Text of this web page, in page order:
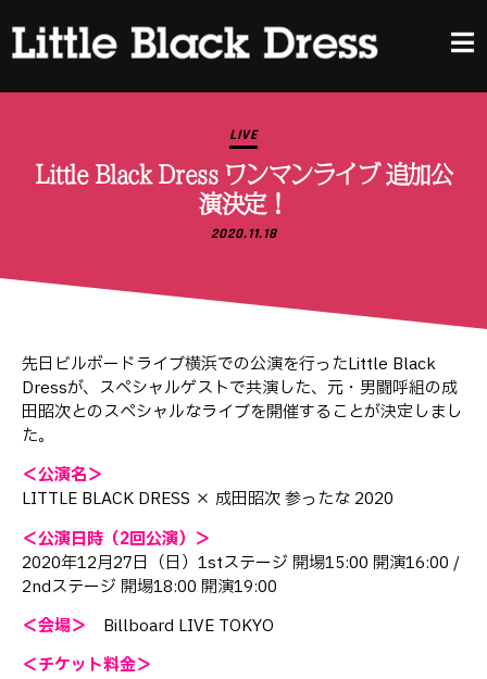
LIVE
Little Black Dress ワンマンライブ 追加公
演決定！
2020.11.18
先日ビルボードライブ横浜での公演を行ったLittle Black
Dressが、スペシャルゲストで共演した、元・男闘呼組の成
田昭次とのスペシャルなライブを開催することが決定しまし
た。
＜公演名＞
LITTLE BLACK DRESS × 成田昭次 参ったな 2020
＜公演日時（2回公演）＞
2020年12月27日（日）1stステージ 開場15:00 開演16:00 /
2ndステージ 開場18:00 開演19:00
＜会場＞ Billboard LIVE TOKYO
＜チケット料金＞